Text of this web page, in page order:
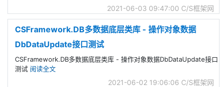
2021-06-03 09:47:00 C/S框架网
CSFramework.DB多数据底层类库 - 操作对象数据
DbDataUpdate接口测试
CSFramework.DB多数据底层类库 - 操作对象数据DbDataUpdate接口
测试 阅读全文
2021-06-02 19:06:06 C/S框架网